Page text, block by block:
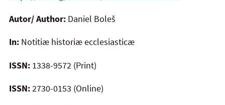
Autor/ Author: Daniel Boleš
In: Notitiæ historiæ ecclesiasticæ
ISSN: 1338-9572 (Print)
ISSN:2730-0153 (Online)